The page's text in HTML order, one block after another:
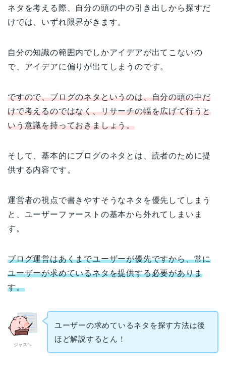
ネタを考える際、自分の頭の中の引き出しから探すだ
けでは、いずれ限界がきます。
自分の知識の範囲内でしかアイデアが出てこないの
で、アイデアに偏りが出てしまうのです。
ですので、ブログのネタというのは、自分の頭の中だ
けで考えるのではなく、リサーチの幅を広げて行うと
いう意識を持っておきましょう。
そして、基本的にブログのネタとは、読者のために提
供する内容です。
運営者の視点で書きやすそうなネタを優先してしまう
と、ユーザーファーストの基本から外れてしまいま
す。
ブログ運営はあくまでユーザーが優先ですから、常に
ユーザーが求めているネタを提供する必要がありま
す。
ジャス㌧
ユーザーの求めているネタを探す方法は後
ほど解説するとん！